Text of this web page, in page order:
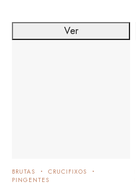
BRUTAS
CRUCIFIXOS
PINGENTES
Ver